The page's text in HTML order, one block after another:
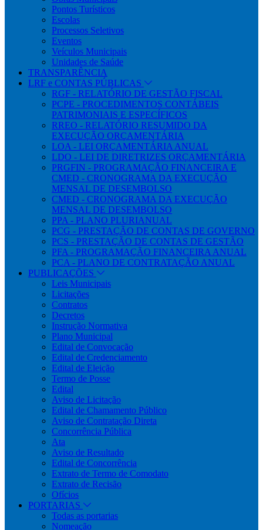
Pontos Turísticos
Escolas
Processos Seletivos
Eventos
Veículos Municipais
Unidades de Saúde
TRANSPARÊNCIA
LRF e CONTAS PÚBLICAS
RGF - RELATÓRIO DE GESTÃO FISCAL
PCPE - PROCEDIMENTOS CONTÁBEIS
PATRIMONIAIS E ESPECÍFICOS
RREO - RELATÓRIO RESUMIDO DA
EXECUÇÃO ORÇAMENTÁRIA
LOA - LEI ORÇAMENTÁRIA ANUAL
LDO - LEI DE DIRETRIZES ORÇAMENTÁRIA
PRGFIN - PROGRAMAÇÃO FINANCEIRA E
CMED - CRONOGRAMA DA EXECUÇÃO
MENSAL DE DESEMBOLSO
CMED - CRONOGRAMA DA EXECUÇÃO
MENSAL DE DESEMBOLSO
PPA - PLANO PLURIANUAL
PCG - PRESTAÇÃO DE CONTAS DE GOVERNO
PCS - PRESTAÇÃO DE CONTAS DE GESTÃO
PFA - PROGRAMAÇÃO FINANCEIRA ANUAL
PCA - PLANO DE CONTRATAÇÃO ANUAL
PUBLICAÇÕES
Leis Municipais
Licitações
Contratos
Decretos
Instrução Normativa
Plano Municipal
Edital de Convocação
Edital de Credenciamento
Edital de Eleição
Termo de Posse
Edital
Aviso de Licitação
Edital de Chamamento Público
Aviso de Contratação Direta
Concorrência Pública
Ata
Aviso de Resultado
Edital de Concorrência
Extrato de Termo de Comodato
Extrato de Recisão
Ofícios
PORTARIAS
Todas as portarias
Nomeação